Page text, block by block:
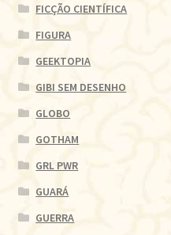
FICÇÃO CIENTÍFICA
FIGURA
GEEKTOPIA
GIBI SEM DESENHO
GLOBO
GOTHAM
GRL PWR
GUARÁ
GUERRA